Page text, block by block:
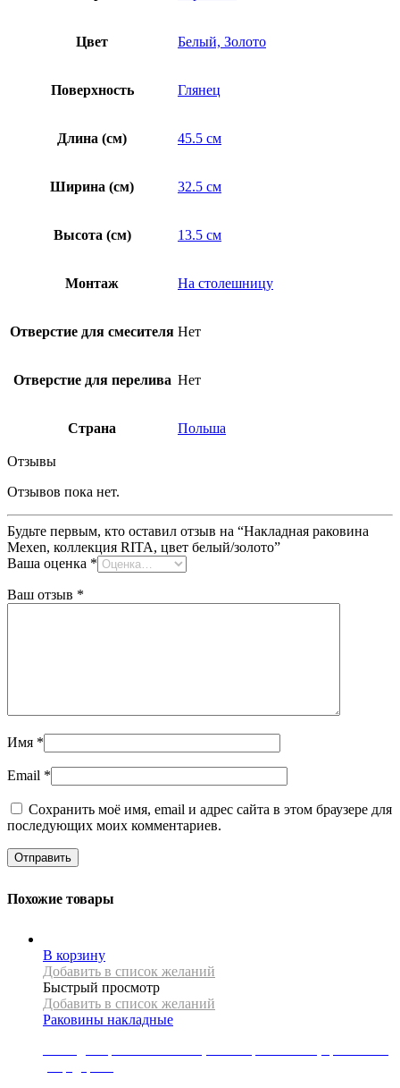
Цвет Белый, Золото
Поверхность Глянец
Длина (см) 45.5 см
Ширина (см) 32.5 см
Высота (см) 13.5 см
Монтаж На столешницу
Отверстие для смесителя Нет
Отверстие для перелива Нет
Страна Польша
Отзывы
Отзывов пока нет.
Будьте первым, кто оставил отзыв на “Накладная раковина
Mexen, коллекция RITA, цвет белый/золото”
Ваша оценка *
Ваш отзыв *
Имя *
Email *
Сохранить моё имя, email и адрес сайта в этом браузере для
последующих моих комментариев.
Похожие товары
В корзину
Добавить в список желаний
Быстрый просмотр
Добавить в список желаний
Раковины накладные